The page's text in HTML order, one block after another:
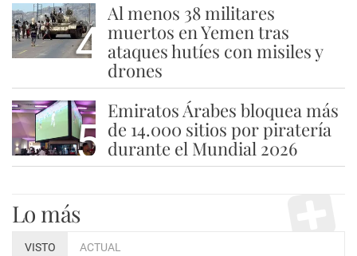
4
Al menos 38 militares
muertos en Yemen tras
ataques hutíes con misiles y
drones
5
Emiratos Árabes bloquea más
de 14.000 sitios por piratería
durante el Mundial 2026
Lo más
VISTO ACTUAL